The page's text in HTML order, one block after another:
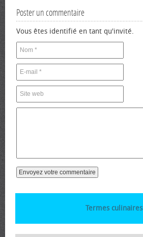
Poster un commentaire
Vous êtes identifié en tant qu'invité.
Termes culinaires